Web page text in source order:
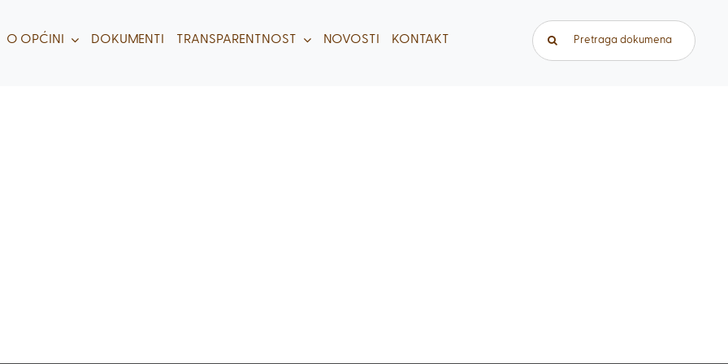
O OPĆINI DOKUMENTI TRANSPARENTNOST NOVOSTI KONTAKT Traži...